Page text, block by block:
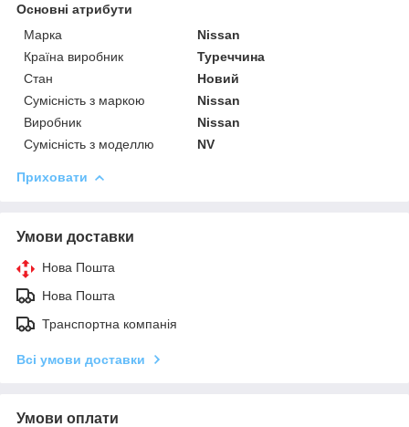
Основні атрибути
Марка
Nissan
Країна виробник
Туреччина
Стан
Новий
Сумісність з маркою
Nissan
Виробник
Nissan
Сумісність з моделлю
NV
Приховати
Умови доставки
Нова Пошта
Нова Пошта
Транспортна компанія
Всі умови доставки
Умови оплати